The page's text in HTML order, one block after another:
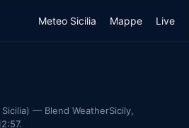
Meteo Sicilia Mappe Live
— Blend WeatherSicily,